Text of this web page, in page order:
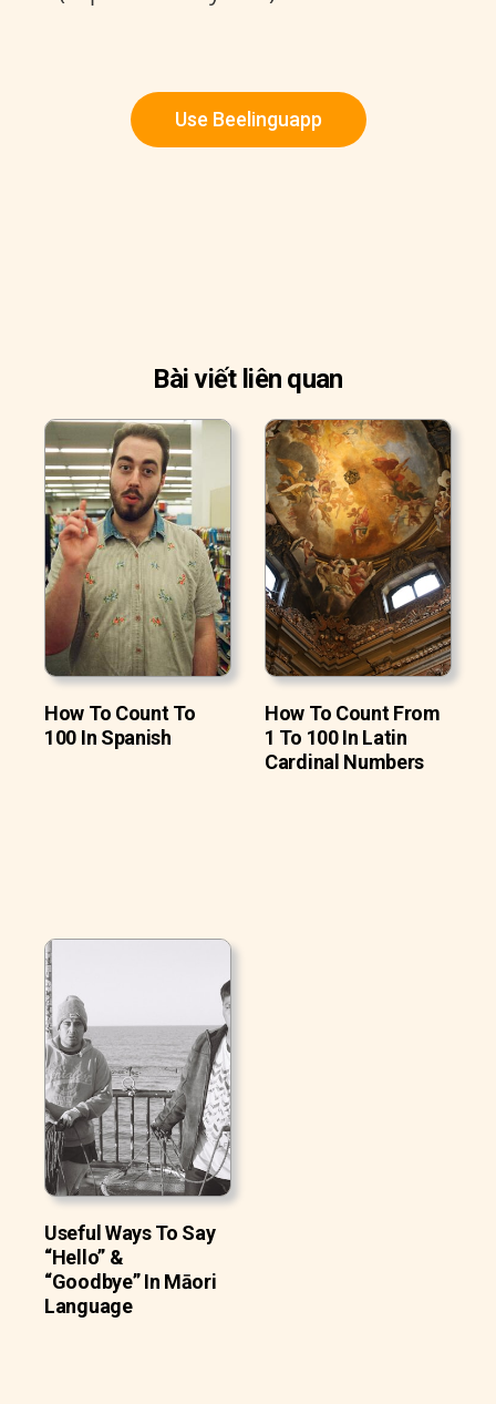
Use Beelinguapp
Bài viết liên quan
How To Count To
100 In Spanish
How To Count From
1 To 100 In Latin
Cardinal Numbers
Useful Ways To Say
“Hello” &
“Goodbye” In Māori
Language